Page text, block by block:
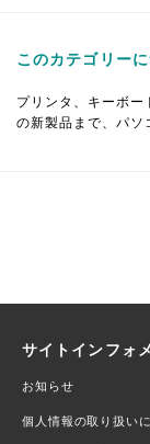
このカテゴリー
プリンタ、キーボ
の新製品まで、パソ
サイトインフォ
お知らせ
個人情報の取り扱い